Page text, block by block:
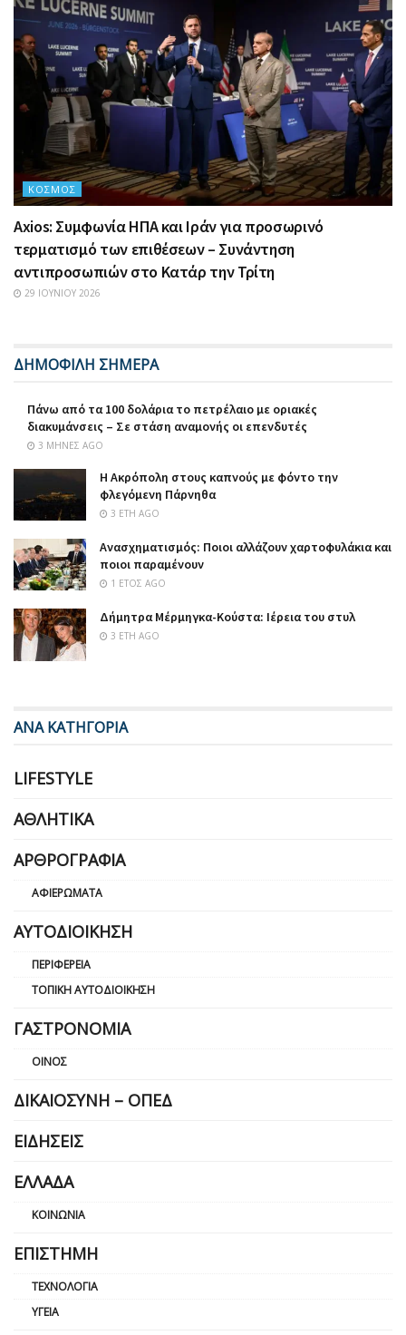
ΚΌΣΜΟΣ
Axios: Συμφωνία ΗΠΑ και Ιράν για προσωρινό
τερματισμό των επιθέσεων – Συνάντηση
αντιπροσωπιών στο Κατάρ την Τρίτη
29 ΙΟΥΝΊΟΥ 2026
ΔΗΜΟΦΙΛΗ ΣΗΜΕΡΑ
Πάνω από τα 100 δολάρια το πετρέλαιο με οριακές
διακυμάνσεις – Σε στάση αναμονής οι επενδυτές
3 ΜΉΝΕΣ AGO
Η Ακρόπολη στους καπνούς με φόντο την
φλεγόμενη Πάρνηθα
3 ΈΤΗ AGO
Ανασχηματισμός: Ποιοι αλλάζουν χαρτοφυλάκια και
ποιοι παραμένουν
1 ΈΤΟΣ AGO
Δήμητρα Μέρμηγκα-Κούστα: Ιέρεια του στυλ
3 ΈΤΗ AGO
ΑΝΑ ΚΑΤΗΓΟΡΙΑ
LIFESTYLE
ΑΘΛΗΤΙΚΆ
ΑΡΘΡΟΓΡΑΦΊΑ
ΑΦΙΕΡΏΜΑΤΑ
ΑΥΤΟΔΙΟΊΚΗΣΗ
ΠΕΡΙΦΈΡΕΙΑ
ΤΟΠΙΚΉ ΑΥΤΟΔΙΟΊΚΗΣΗ
ΓΑΣΤΡΟΝΟΜΊΑ
ΟΊΝΟΣ
ΔΙΚΑΙΟΣΎΝΗ – ΟΠΕΔ
ΕΙΔΉΣΕΙΣ
ΕΛΛΆΔΑ
ΚΟΙΝΩΝΊΑ
ΕΠΙΣΤΉΜΗ
ΤΕΧΝΟΛΟΓΊΑ
ΥΓΕΊΑ